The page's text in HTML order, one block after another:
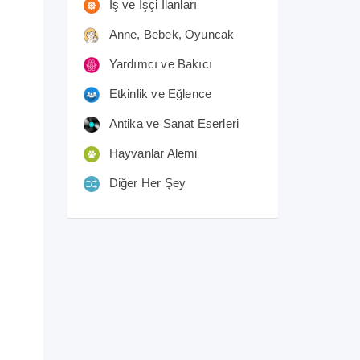
İş ve İşçi İlanları
Anne, Bebek, Oyuncak
Yardımcı ve Bakıcı
Etkinlik ve Eğlence
Antika ve Sanat Eserleri
Hayvanlar Alemi
Diğer Her Şey